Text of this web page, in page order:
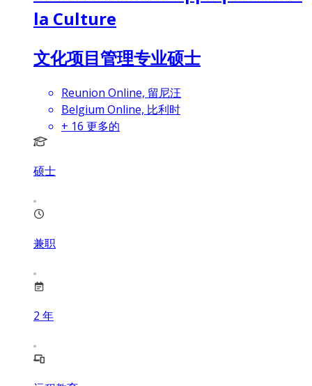
la Culture
文化项目管理专业硕士
Reunion Online, 留尼汪
Belgium Online, 比利时
+ 16 更多的
硕士
兼职
2 年